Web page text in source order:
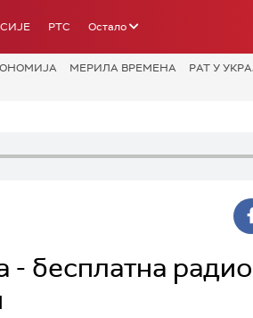
РТС Остало
МЕРИЛА ВРЕМЕНА РАТ У
- бесплатна